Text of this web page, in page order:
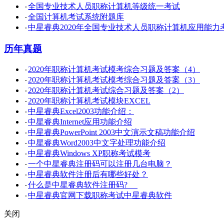
· 全国专业技术人员职称计算机等级统一考试
· 全国计算机考试系统附题库
· 中星睿典2020年全国专业技术人员职称计算机应用能力
历年真题
· 2020年职称计算机考试模考综合习题及答案（4）
· 2020年职称计算机考试模考综合习题及答案（3）
· 2020年职称计算机考试综合习题及答案（2）
· 2020年职称计算机考试模块EXCEL
· 中星睿典Excel2003功能介绍：
· 中星睿典Internet应用功能介绍
· 中星睿典PowerPoint 2003中文演示文稿功能介绍
· 中星睿典Word2003中文字处理功能介绍
· 中星睿典Windows XP职称考试模考
· 一个中星睿典注册码可以注册几台电脑？
· 中星睿典软件注册后有哪些好处？
· 什么是中星睿典软件注册码?
· 中星睿典官网下载职称考试中星睿典软件
关闭